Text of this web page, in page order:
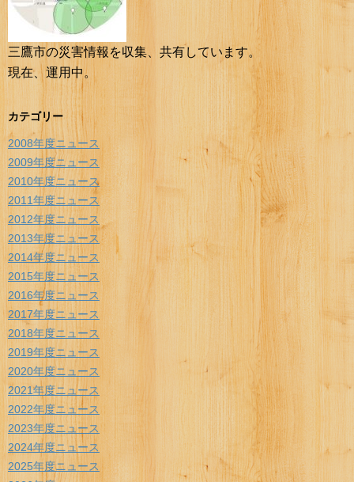
三鷹市の災害情報を収集、共有しています。
現在、運用中。
カテゴリー
2008年度ニュース
2009年度ニュース
2010年度ニュース
2011年度ニュース
2012年度ニュース
2013年度ニュース
2014年度ニュース
2015年度ニュース
2016年度ニュース
2017年度ニュース
2018年度ニュース
2019年度ニュース
2020年度ニュース
2021年度ニュース
2022年度ニュース
2023年度ニュース
2024年度ニュース
2025年度ニュース